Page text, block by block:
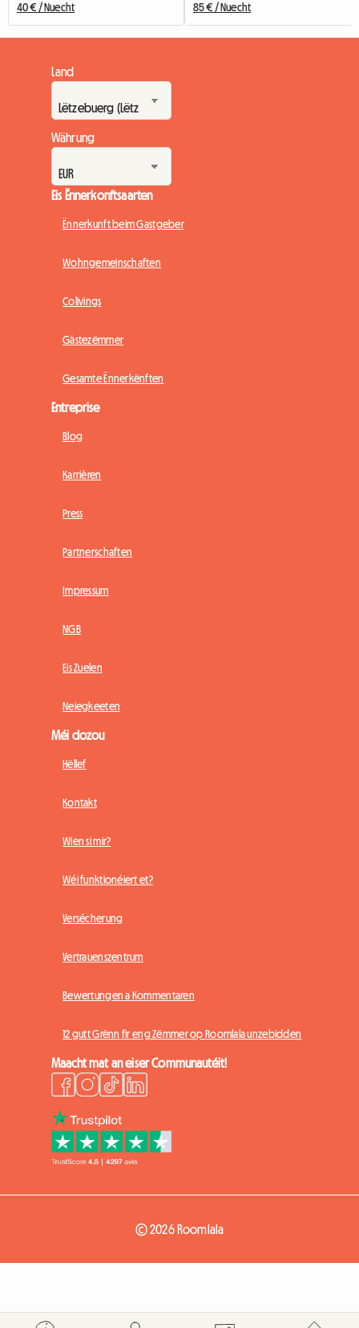
40 € / Nuecht 85 € / Nuecht
Land
Währung
Eis Ënnerkonftsaarten
Ënnerkunft beim Gastgeber
Wohngemeinschaften
Colivings
Gästezëmmer
Gesamte Ënnerkënften
Entreprise
Blog
Karrièren
Press
Partnerschaften
Impressum
NGB
Eis Zuelen
Neiegkeeten
Méi dozou
Hëllef
Kontakt
Wien si mir?
Wéi funktionéiert et?
Versécherung
Vertrauenszentrum
Bewertungen a Kommentaren
12 gutt Grënn fir eng Zëmmer op Roomlala unzebidden
Maacht mat an eiser Communautéit!
© 2026 Roomlala